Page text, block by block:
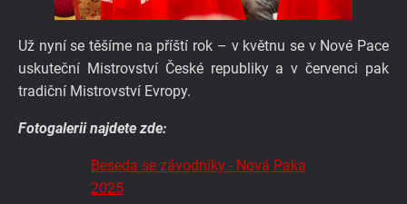
Už nyní se těšíme na příští rok – v květnu se v Nové Pace
uskuteční Mistrovství České republiky a v červenci pak
tradiční Mistrovství Evropy.
Fotogalerii najdete zde:
Beseda se závodníky - Nová Paka
2025